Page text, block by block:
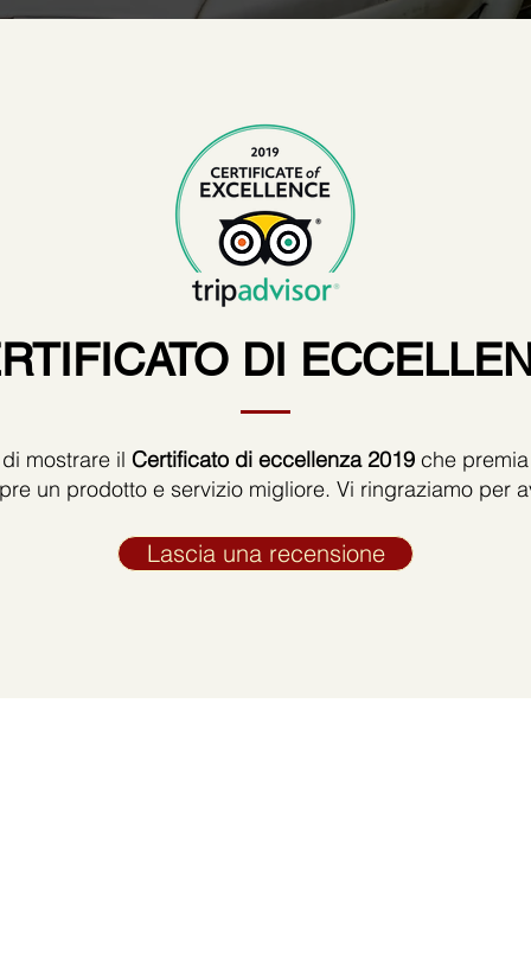
DI
mostrare il Certificato di eccellenza 2019che premia
un prodotto e servizio migliore. Vi ringraziamo per
Lascia una recensione